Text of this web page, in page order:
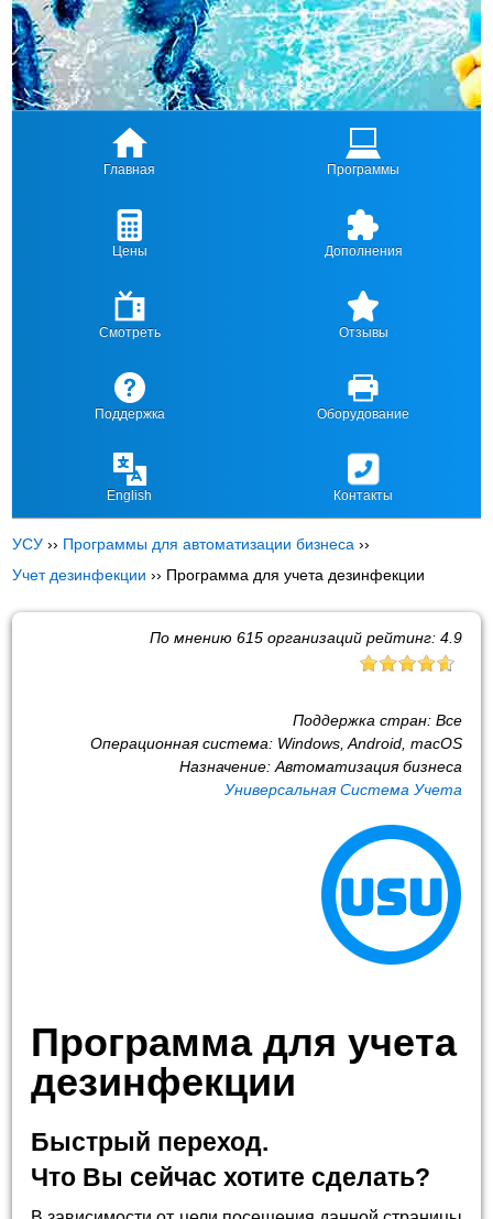
Главная Программы
Цены Дополнения
Смотреть Отзывы
Поддержка Оборудование
English Контакты
УСУ ›› Программы для автоматизации бизнеса ››
Учет дезинфекции ›› Программа для учета дезинфекции
По мнению 615организаций рейтинг: 4.9
Поддержка стран: Все
Операционная система: Windows, Android, macOS
Назначение: Автоматизация бизнеса
Универсальная Система Учета
Программа для учета
дезинфекции
Быстрый переход.
Что Вы сейчас хотите сделать?